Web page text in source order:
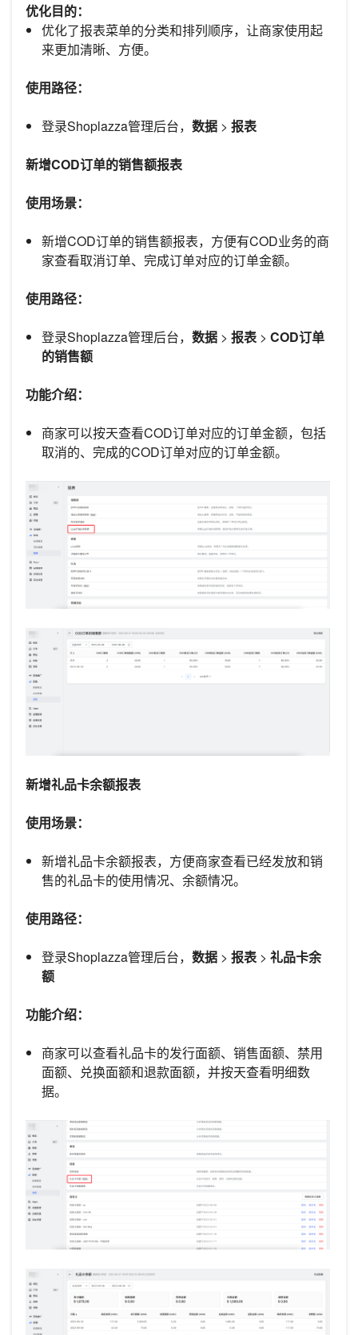
优化目的：
优化了报表菜单的分类和排列顺序，让商家使用起
来更加清晰、方便。
使用路径：
登录Shoplazza管理后台， 数据 > 报表
新增COD订单的销售额报表
使用场景：
新增COD订单的销售额报表，方便有COD业务的商
家查看取消订单、完成订单对应的订单金额。
使用路径：
登录Shoplazza管理后台， 数据 > 报表> COD订单
的销售额
功能介绍：
商家可以按天查看COD订单对应的订单金额，包括
取消的、完成的COD订单对应的订单金额。
新增礼品卡余额报表
使用场景：
新增礼品卡余额报表，方便商家查看已经发放和销
售的礼品卡的使用情况、余额情况。
使用路径：
登录Shoplazza管理后台， 数据 > 报表> 礼品卡余
额
功能介绍：
商家可以查看礼品卡的发行面额、销售面额、禁用
面额、兑换面额和退款面额，并按天查看明细数
据。